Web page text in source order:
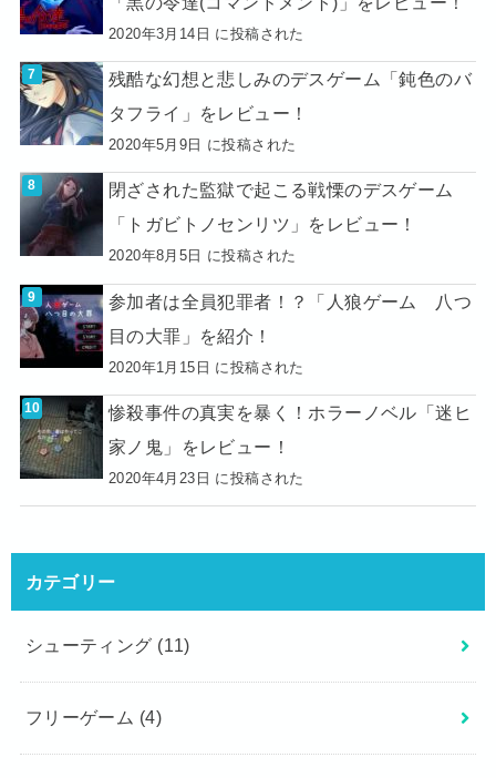
2020年3月14日 に投稿された
残酷な幻想と悲しみのデスゲーム「鈍色のバ
タフライ」をレビュー！
2020年5月9日 に投稿された
閉ざされた監獄で起こる戦慄のデスゲーム
「トガビトノセンリツ」をレビュー！
2020年8月5日 に投稿された
参加者は全員犯罪者！？「人狼ゲーム 八つ
目の大罪」を紹介！
2020年1月15日 に投稿された
惨殺事件の真実を暴く！ホラーノベル「迷ヒ
家ノ鬼」をレビュー！
2020年4月23日 に投稿された
カテゴリー
シューティング (11)
フリーゲーム (4)